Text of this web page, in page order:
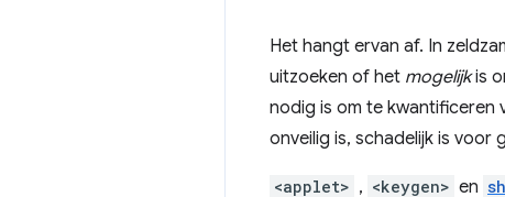
Het hangt ervan af. In
uitzoeken of het mogelijkis
nodig is om te kwantificeren
onveilig is, schadelijk is
<applet> , <keygen> en